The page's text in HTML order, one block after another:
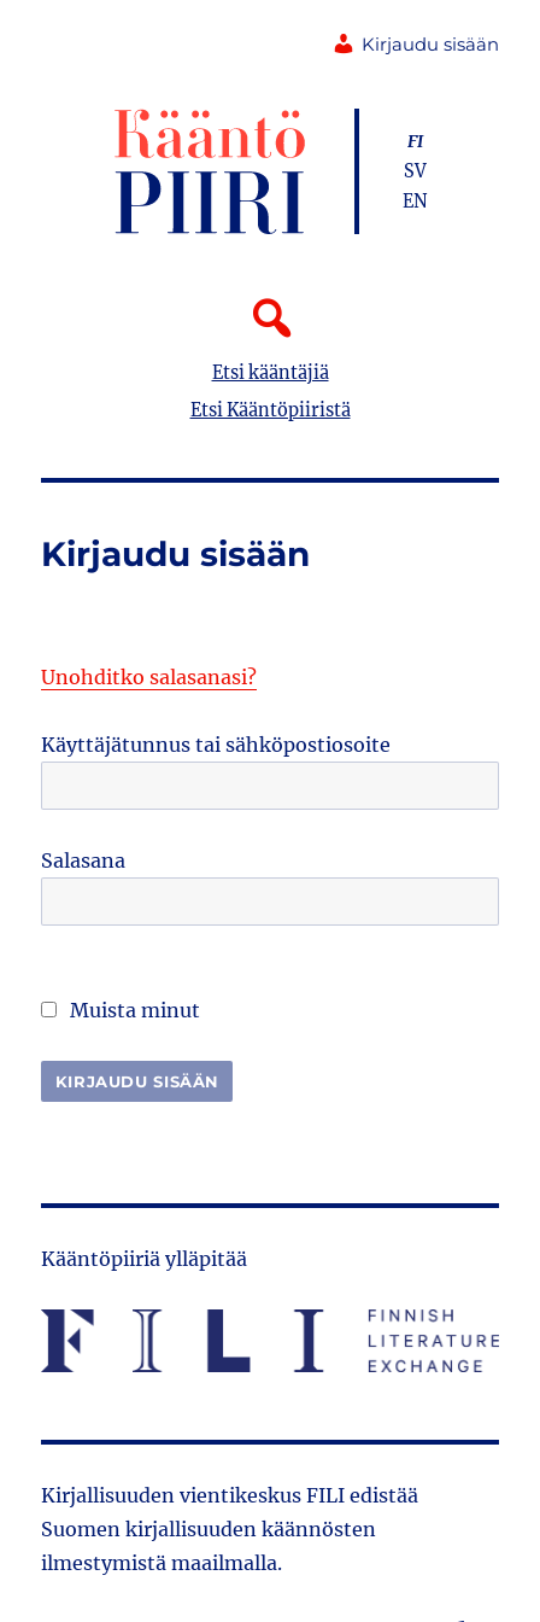
Kirjaudu sisään
Etsi kääntäjiä
Etsi Kääntöpiiristä
FI
SV
EN
Kirjaudu sisään
Unohditko salasanasi?
Käyttäjätunnus tai sähköpostiosoite
Salasana
Muista minut
Kääntöpiiriä ylläpitää
Kirjallisuuden vientikeskus FILI edistää
Suomen kirjallisuuden käännösten
ilmestymistä maailmalla.